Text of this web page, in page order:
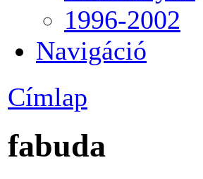
1996-2002
Navigáció
Címlap
fabuda